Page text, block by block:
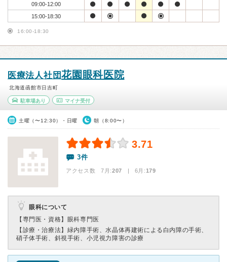
09:00-12:00
15:00-18:30
16:00-18:30
医療法人社団花園眼科医院
北海道函館市日吉町
駐車場あり マイナ受付
土曜（〜12:30）・日曜 朝（8:00〜）
3.71
3件
アクセス数 7月:207 | 6月:179
眼科について
【専門医・資格】 眼科専門医
【診療・治療法】 緑内障手術、水晶体再建術による白内障の手術、
硝子体手術、斜視手術、小児視力障害の診療